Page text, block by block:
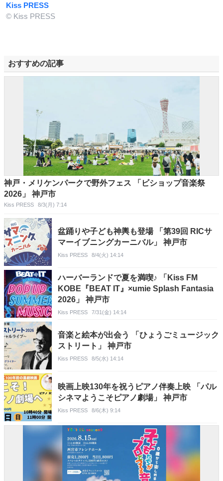
Kiss PRESS
© Kiss PRESS
おすすめの記事
神戸・メリケンパークで野外フェス 「ビショップ音楽祭
2026」 神戸市
Kiss PRESS 8/3(月) 7:14
盆踊りや子ども神輿も登場 「第39回 RICサ
マーイブニングカーニバル」 神戸市
Kiss PRESS 8/4(火) 14:14
ハーバーランドで夏を満喫♪ 「Kiss FM
KOBE『BEAT IT』×umie Splash Fantasia
2026」 神戸市
Kiss PRESS 7/31(金) 14:14
音楽と絵本が出会う 「ひょうごミュージック
ストリート」 神戸市
Kiss PRESS 8/5(水) 14:14
映画上映130年を祝うピアノ伴奏上映 「パル
シネマようこそピアノ劇場」 神戸市
Kiss PRESS 8/6(木) 9:14